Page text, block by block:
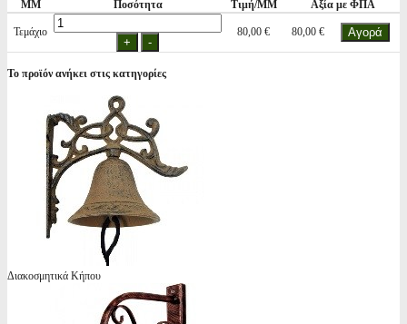
ΜΜ Ποσότητα Τιμή/ΜΜ Αξία με ΦΠΑ
Τεμάχιο 80,00 € 80,00 €
Το προϊόν ανήκει στις κατηγορίες
Διακοσμητικά Κήπου